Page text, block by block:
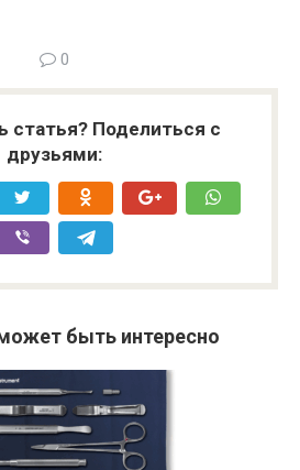
0
статья? Поделиться с
друзьями:
быть интересно